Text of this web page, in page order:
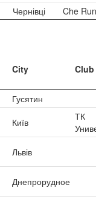
Чернівці Che
City Club
Гусятин
Київ
ТК
Львів
Днепрорудное